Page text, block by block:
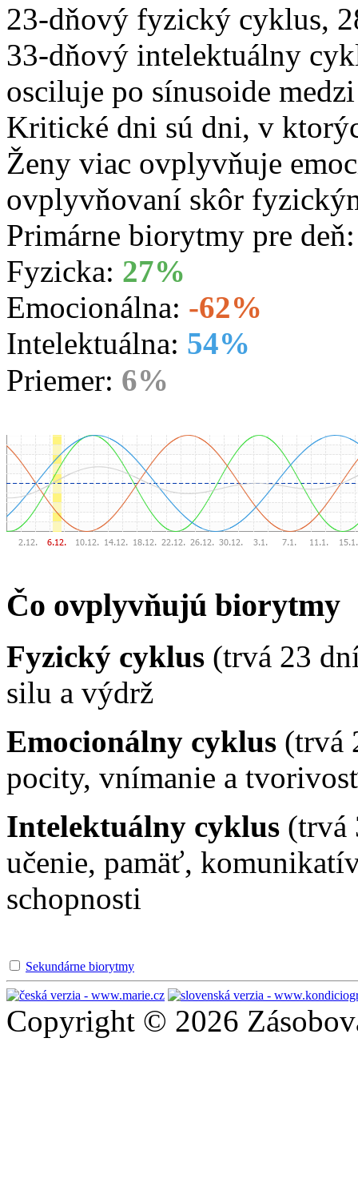
23-dňový fyzický cyklus,
33-dňový intelektuálny
osciluje po sínusoide
Kritické dni sú dni, v
Ženy viac ovplyvňuje
ovplyvňovaní skôr
Primárne biorytmy pre
Fyzicka: 27%
Emocionálna: -62%
Intelektuálna: 54%
Priemer: 6%
Čo ovplyvňujú biorytmy
Fyzický cyklus (trvá 23
silu a výdrž
Emocionálny cyklus (trvá
pocity, vnímanie a
Intelektuálny cyklus (trvá
učenie, pamäť,
schopnosti
Sekundárne biorytmy
Copyright © 2026